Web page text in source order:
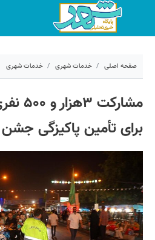
صفحه اصلی خدمات شهری خدمات شهری
کد مطلب:
برای تأمین پاکیزگی